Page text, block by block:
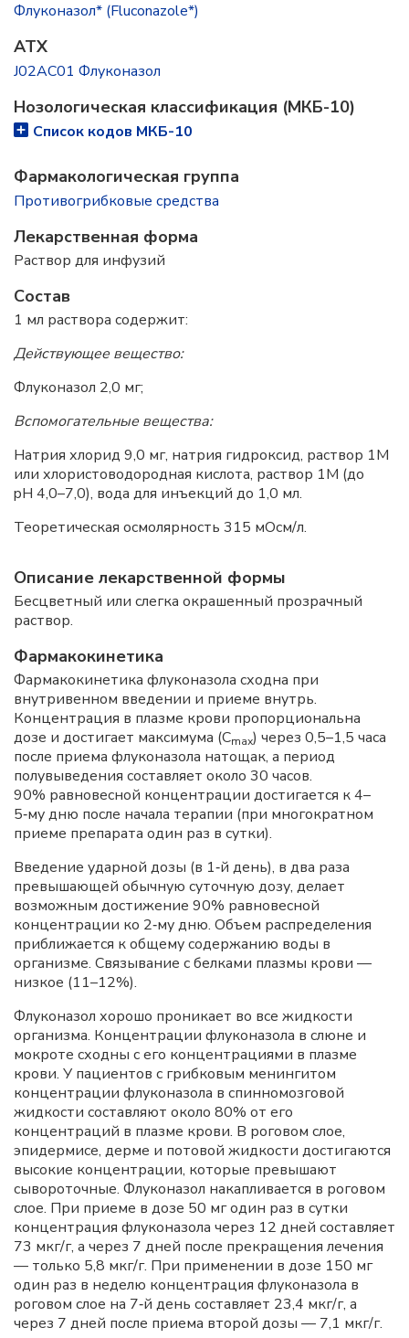
Флуконазол* (Fluconazole*)
ATX
J02AC01 Флуконазол
Нозологическая классификация (МКБ-10)
Список кодов МКБ-10
Фармакологическая группа
Противогрибковые средства
Лекарственная форма
Раствор для инфузий
Состав
1 мл раствора содержит:
Действующее вещество:
Флуконазол 2,0 мг;
Вспомогательные вещества:
Натрия хлорид 9,0 мг, натрия гидроксид, раствор 1М
или хлористоводородная кислота, раствор 1М (до
pH 4,0–7,0), вода для инъекций до 1,0 мл.
Теоретическая осмолярность 315 мОсм/л.
Описание лекарственной формы
Бесцветный или слегка окрашенный прозрачный
раствор.
Фармакокинетика
Фармакокинетика флуконазола сходна при
внутривенном введении и приеме внутрь.
Концентрация в плазме крови пропорциональна
дозе и достигает максимума (Сmах) через 0,5–1,5 часа
после приема флуконазола натощак, а период
полувыведения составляет около 30 часов.
90% равновесной концентрации достигается к 4–
5‑му дню после начала терапии (при многократном
приеме препарата один раз в сутки).
Введение ударной дозы (в 1‑й день), в два раза
превышающей обычную суточную дозу, делает
возможным достижение 90% равновесной
концентрации ко 2‑му дню. Объем распределения
приближается к общему содержанию воды в
организме. Связывание с белками плазмы крови —
низкое (11–12%).
Флуконазол хорошо проникает во все жидкости
организма. Концентрации флуконазола в слюне и
мокроте сходны с его концентрациями в плазме
крови. У пациентов с грибковым менингитом
концентрации флуконазола в спинномозговой
жидкости составляют около 80% от его
концентраций в плазме крови. В роговом слое,
эпидермисе, дерме и потовой жидкости достигаются
высокие концентрации, которые превышают
сывороточные. Флуконазол накапливается в роговом
слое. При приеме в дозе 50 мг один раз в сутки
концентрация флуконазола через 12 дней составляет
73 мкг/г, а через 7 дней после прекращения лечения
— только 5,8 мкг/г. При применении в дозе 150 мг
один раз в неделю концентрация флуконазола в
роговом слое на 7‑й день составляет 23,4 мкг/г, а
через 7 дней после приема второй дозы — 7,1 мкг/г.